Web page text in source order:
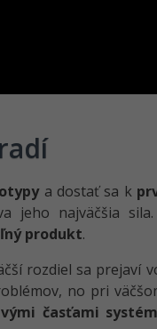
a dostať sa k
jeho najväčšia
produkt.
rozdiel sa prejaví
no pri
časťami